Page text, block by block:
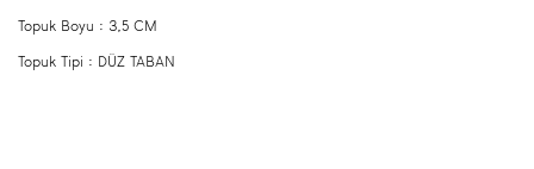
Topuk Boyu : 3,5 CM
Topuk Tipi : DÜZ TABAN